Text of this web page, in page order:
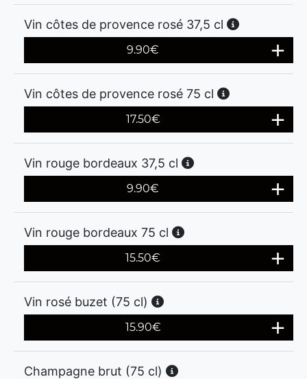
Vin côtes de provence rosé 37,5 cl
9.90€
Vin côtes de provence rosé 75 cl
17.50€
Vin rouge bordeaux 37,5 cl
9.90€
Vin rouge bordeaux 75 cl
15.50€
Vin rosé buzet (75 cl)
15.90€
Champagne brut (75 cl)